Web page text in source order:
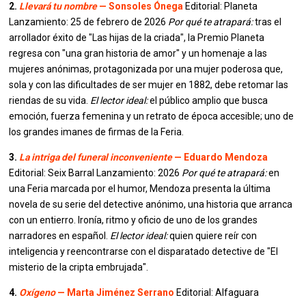
2. Llevará tu nombre— Sonsoles Ónega Editorial: Planeta
Lanzamiento: 25 de febrero de 2026 Por qué te atrapará:tras el
arrollador éxito de "Las hijas de la criada", la Premio Planeta
regresa con "una gran historia de amor" y un homenaje a las
mujeres anónimas, protagonizada por una mujer poderosa que,
sola y con las dificultades de ser mujer en 1882, debe retomar las
riendas de su vida. El lector ideal:el público amplio que busca
emoción, fuerza femenina y un retrato de época accesible; uno de
los grandes imanes de firmas de la Feria.
3. La intriga del funeral inconveniente— Eduardo Mendoza
Editorial: Seix Barral Lanzamiento: 2026 Por qué te atrapará:en
una Feria marcada por el humor, Mendoza presenta la última
novela de su serie del detective anónimo, una historia que arranca
con un entierro. Ironía, ritmo y oficio de uno de los grandes
narradores en español. El lector ideal:quien quiere reír con
inteligencia y reencontrarse con el disparatado detective de "El
misterio de la cripta embrujada".
4. Oxígeno— Marta Jiménez Serrano Editorial: Alfaguara